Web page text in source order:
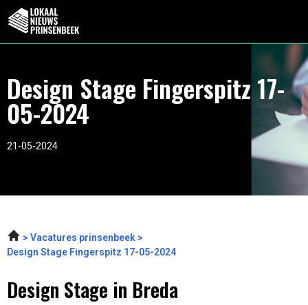
Design Stage Fingerspitz 17-
05-2024
21-05-2024
Vacatures prinsenbeek
Design Stage Fingerspitz 17-05-2024
Design Stage in Breda